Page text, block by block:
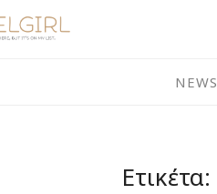
NEWS
Ετικέτα: